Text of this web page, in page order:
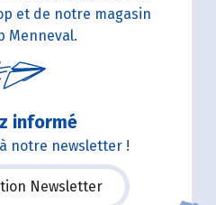
et de notre magasin
Menneval.
informé
notre newsletter !
Newsletter